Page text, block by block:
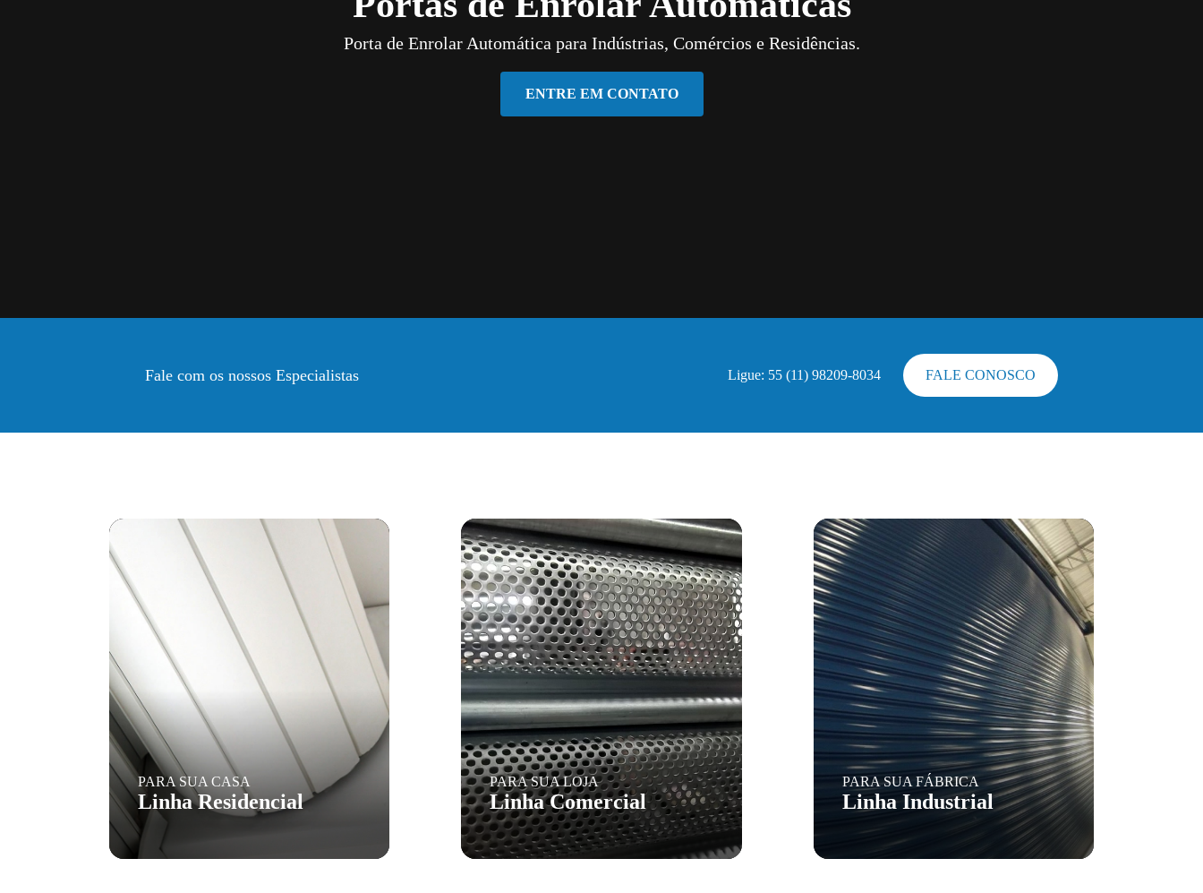
Porta de Enrolar Automática para Indústrias, Comércios e Residências.
ENTRE EM CONTATO
Fale com os nossos Especialistas Ligue: 55 (11) 98209-8034 FALE CONOSCO
PARA SUA CASA
Linha Residencial
PARA SUA LOJA
Linha Comercial
PARA SUA FÁBRICA
Linha Industrial